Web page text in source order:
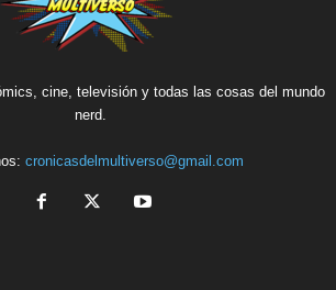
cine, televisión y todas las cosas del mundo
nerd.
cronicasdelmultiverso@gmail.com